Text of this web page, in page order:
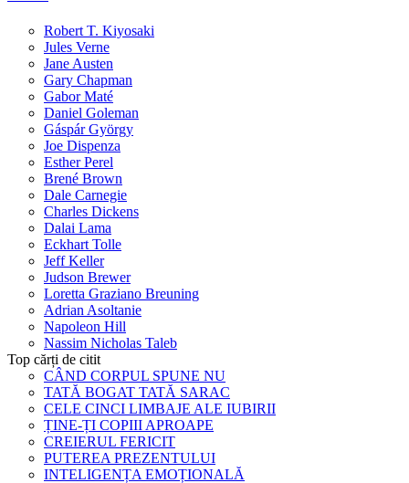
Robert T. Kiyosaki
Jules Verne
Jane Austen
Gary Chapman
Gabor Maté
Daniel Goleman
Gáspár György
Joe Dispenza
Esther Perel
Brené Brown
Dale Carnegie
Charles Dickens
Dalai Lama
Eckhart Tolle
Jeff Keller
Judson Brewer
Loretta Graziano Breuning
Adrian Asoltanie
Napoleon Hill
Nassim Nicholas Taleb
Top cărți de citit
CÂND CORPUL SPUNE NU
TATĂ BOGAT TATĂ SARAC
CELE CINCI LIMBAJE ALE IUBIRII
ȚINE-ȚI COPIII APROAPE
CREIERUL FERICIT
PUTEREA PREZENTULUI
INTELIGENȚA EMOȚIONALĂ